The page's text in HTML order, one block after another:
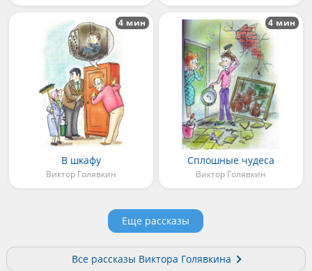
В шкафу
Виктор Голявкин
4 мин
Сплошные чудеса
Виктор Голявкин
4 мин
Еще рассказы
Все рассказы Виктора Голявкина